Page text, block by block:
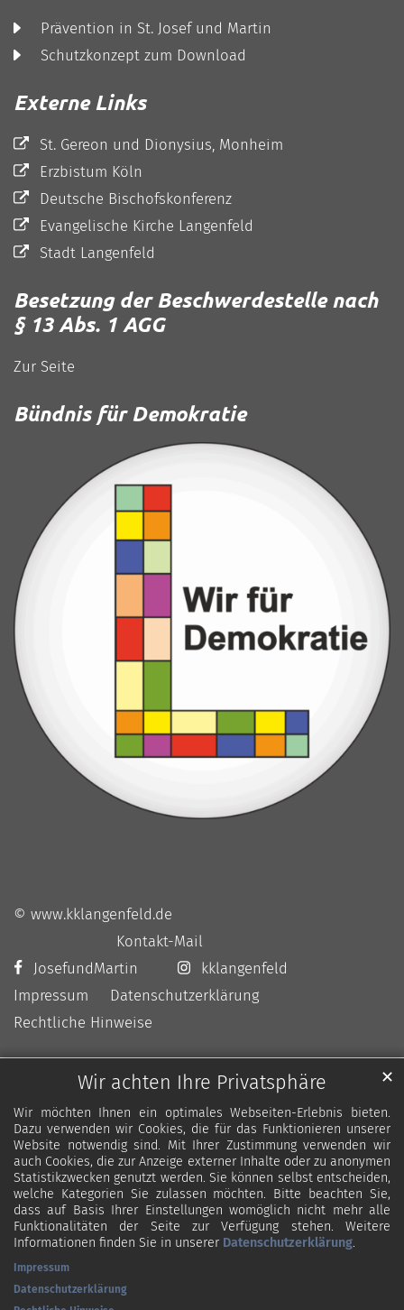
Wir achten Ihre Privatsphäre
Wir möchten Ihnen ein optimales Webseiten-Erlebnis bieten.
Dazu verwenden wir Cookies, die für das Funktionieren unserer
Website notwendig sind. Mit Ihrer Zustimmung verwenden wir
auch Cookies, die zur Anzeige externer Inhalte oder zu anonymen
Statistikzwecken genutzt werden. Sie können selbst entscheiden,
welche Kategorien Sie zulassen möchten. Bitte beachten Sie,
dass auf Basis Ihrer Einstellungen womöglich nicht mehr alle
Funktionalitäten der Seite zur Verfügung stehen. Weitere
Informationen finden Sie in unserer Datenschutzerklärung.
✕
Impressum
Datenschutzerklärung
Prävention in St. Josef und Martin
Schutzkonzept zum Download
Externe Links
St. Gereon und Dionysius, Monheim
Erzbistum Köln
Deutsche Bischofskonferenz
Evangelische Kirche Langenfeld
Stadt Langenfeld
Besetzung der Beschwerdestelle nach
§ 13 Abs. 1 AGG
Zur Seite
Bündnis für Demokratie
© www.kklangenfeld.de
Kontakt-Mail
JosefundMartin
kklangenfeld
Impressum
Datenschutzerklärung
Rechtliche Hinweise